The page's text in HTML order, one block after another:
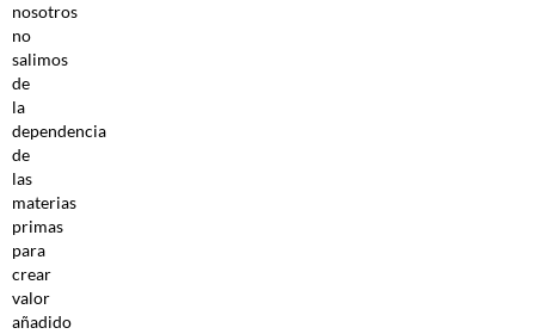
nosotros
no
salimos
de
la
dependencia
de
las
materias
primas
para
crear
valor
añadido